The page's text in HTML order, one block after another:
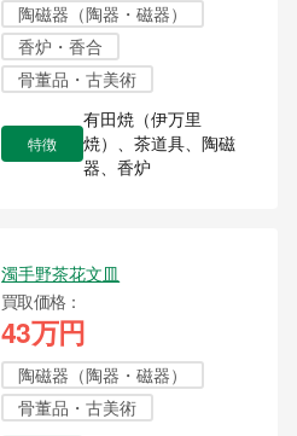
陶磁器（陶器・磁器）
香炉・香合
骨董品・古美術
特徴
有田焼（伊万里
焼）、茶道具、陶磁
器、香炉
濁手野茶花文皿
買取価格
43万円
陶磁器（陶器・磁器）
骨董品・古美術